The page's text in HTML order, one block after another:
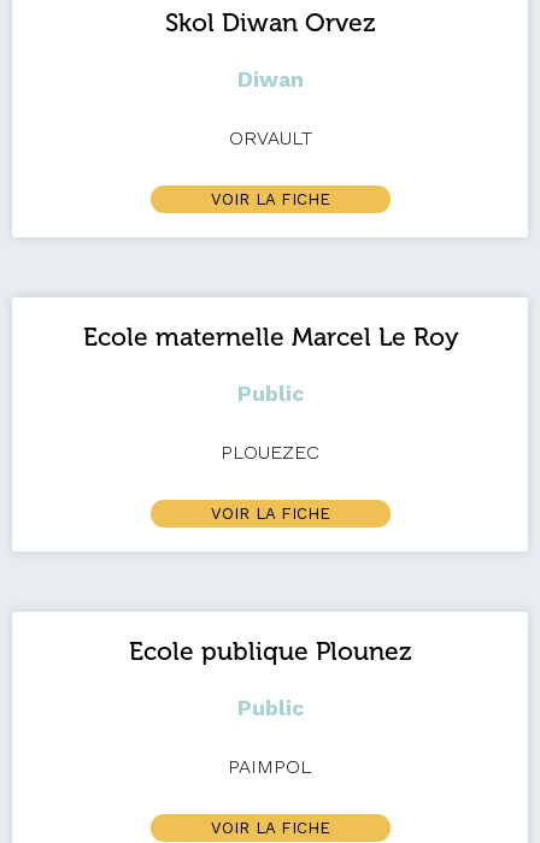
Skol Diwan Orvez
Diwan
ORVAULT
VOIR LA FICHE
Ecole maternelle Marcel Le Roy
Public
PLOUEZEC
VOIR LA FICHE
Ecole publique Plounez
Public
PAIMPOL
VOIR LA FICHE